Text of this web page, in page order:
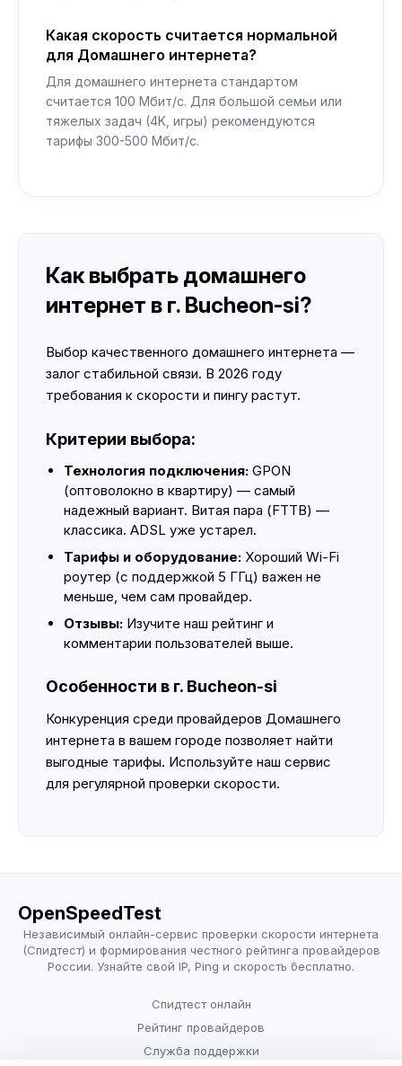
Какая скорость считается нормальной
для Домашнего интернета?
Для домашнего интернета стандартом
считается 100 Мбит/с. Для большой семьи или
тяжелых задач (4K, игры) рекомендуются
тарифы 300-500 Мбит/с.
Как выбрать домашнего
интернет в г. Bucheon-si?
Выбор качественного домашнего интернета —
залог стабильной связи. В 2026 году
требования к скорости и пингу растут.
Критерии выбора:
Технология подключения: GPON
(оптоволокно в квартиру) — самый
надежный вариант. Витая пара (FTTB) —
классика. ADSL уже устарел.
Тарифы и оборудование: Хороший Wi-Fi
роутер (с поддержкой 5 ГГц) важен не
меньше, чем сам провайдер.
Отзывы: Изучите наш рейтинг и
комментарии пользователей выше.
Особенности в г. Bucheon-si
Конкуренция среди провайдеров Домашнего
интернета в вашем городе позволяет найти
выгодные тарифы. Используйте наш сервис
для регулярной проверки скорости.
OpenSpeedTest
Независимый онлайн-сервис проверки скорости интернета
(Спидтест) и формирования честного рейтинга провайдеров
России. Узнайте свой IP, Ping и скорость бесплатно.
Спидтест онлайн
Рейтинг провайдеров
Служба поддержки